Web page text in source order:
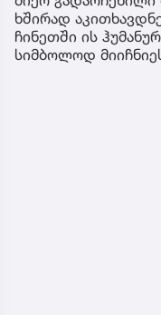
ხშირად
ჩინეთში ის
სიმბოლოდ